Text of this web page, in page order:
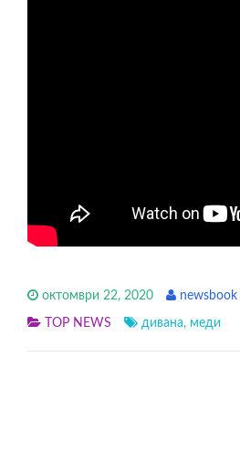
октомври 22, 2020 newsbook
TOP NEWS дивана, меди